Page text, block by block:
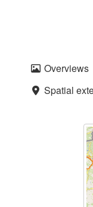
Overviews
Spatial